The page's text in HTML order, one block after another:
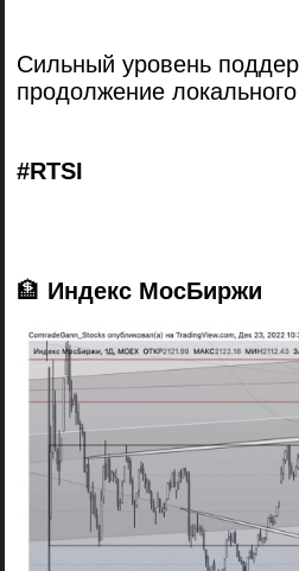
Сильный уровень
продолжение
#RTSI
🏦 Индекс МосБиржи